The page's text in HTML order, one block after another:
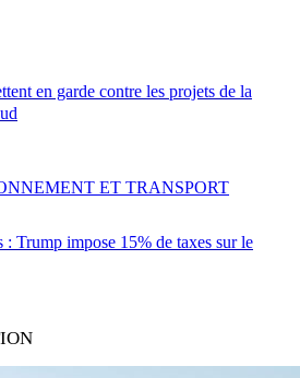
en garde contre les projets de la
: Trump impose 15% de taxes sur le
ET TRANSPORT